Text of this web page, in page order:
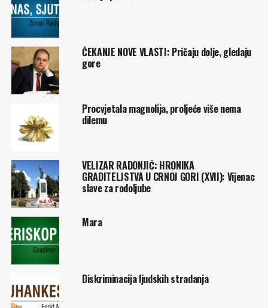
ČEKANJE NOVE VLASTI: Pričaju dolje, gledaju
gore
Procvjetala magnolija, proljeće više nema
dilemu
VELIZAR RADONJIĆ: HRONIKA
GRADITELJSTVA U CRNOJ GORI (XVII): Vijenac
slave za rodoljube
Mara
Diskriminacija ljudskih stradanja